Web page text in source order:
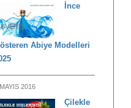
İnce
Abiye Modelleri
2016
Çilekle